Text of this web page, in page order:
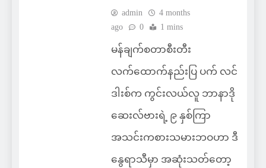
admin
4 months
ago
0 1 mins
မန်ချက်စတာစီးတီး
လက်ထောက်နည်းပြ ပက် လင်
ဒါးစ်က ကွင်းလယ်လူ ဘာနာဒို
ဆေးလ်ဗားရဲ့ ၉ နှစ်ကြာ
အသင်းကစားသမားဘဝဟာ ဒီ
နွေရာသီမှာ အဆုံးသတ်တော့